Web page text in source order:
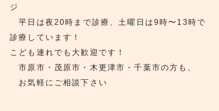
ジ
平日は夜20時まで診療、土曜日は9時〜13時で
診療しています！
こども連れでも大歓迎です！
市原市・茂原市・木更津市・千葉市の方も、
お気軽にご相談下さい